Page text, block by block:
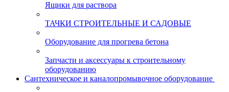
Ящики для раствора
ТАЧКИ СТРОИТЕЛЬНЫЕ И САДОВЫЕ
Оборудование для прогрева бетона
Запчасти и аксессуары к строительному
оборудованию
Сантехническое и каналопромывочное оборудование